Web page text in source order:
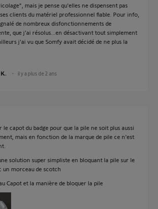
mais je pense qu'elles ne dispensent pas
clients du matériel professionnel fiable. Pour info,
de nombreux disfonctionnements de
que j'ai résolus...en désactivant tout simplement
j'ai vu que Somfy avait décidé de ne plus la
il y a plus de 2 ans
capot du badge pour que la pile ne soit plus aussi
mais en fonction de la marque de pile ce n'est
solution super simpliste en bloquant la pile sur le
un morceau de scotch
Capot et la manière de bloquer la pile